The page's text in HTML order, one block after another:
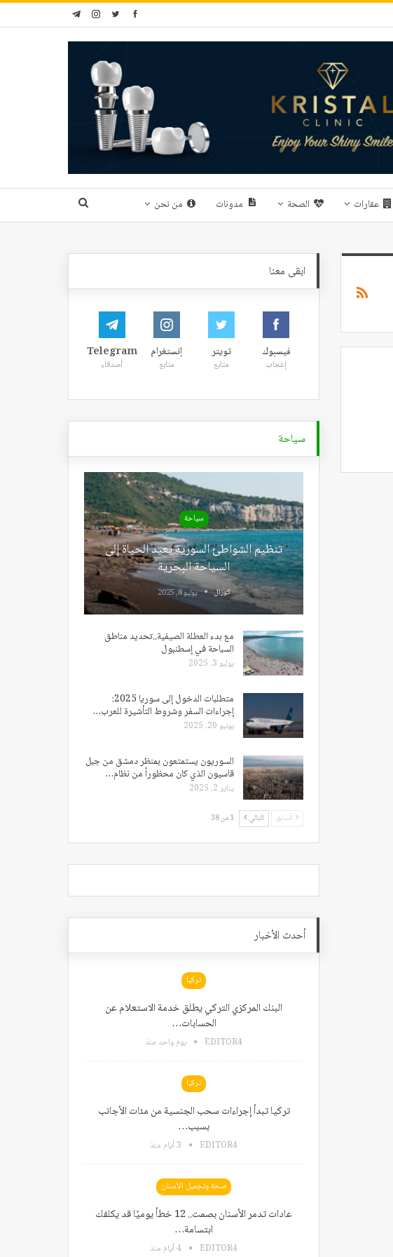
عقارات الصحة مدونات من نحن
ابقى معنا
فيسبوك
إعجاب
تويتر
متابع
إنستغرام
متابع
Telegram
أصدقاء
سياحة
سياحة
تنظيم الشواطئ السورية يعيد الحياة إلى
السياحة البحرية
كوزال يوليو 8, 2025
مع بدء العطلة الصيفية..تحديد مناطق
السباحة في إسطنبول
يوليو 3, 2025
متطلبات الدخول إلى سوريا 2025:
إجراءات السفر وشروط التأشيرة للعرب…
يونيو 20, 2025
السوريون يستمتعون بمنظر دمشق من جبل
قاسيون الذي كان محظوراً من نظام…
يناير 2, 2025
السابق التالي 1 من 38
أحدث الأخبار
تركيا
البنك المركزي التركي يطلق خدمة الاستعلام عن
الحسابات…
EDITOR4 يوم واحد منذ
تركيا
تركيا تبدأ إجراءات سحب الجنسية من مئات الأجانب
بسبب…
EDITOR4 3 أيام منذ
صحة وتجميل الأسنان
عادات تدمر الأسنان بصمت.. 12 خطأ يوميًا قد يكلفك
ابتسامة…
EDITOR4 4 أيام منذ